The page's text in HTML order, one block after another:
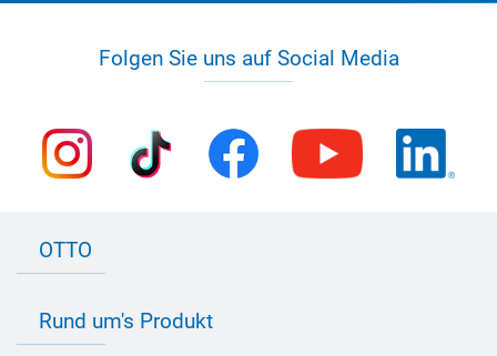
Folgen Sie uns auf Social Media
OTTO
Bau Newsletter
Rund um's Produkt